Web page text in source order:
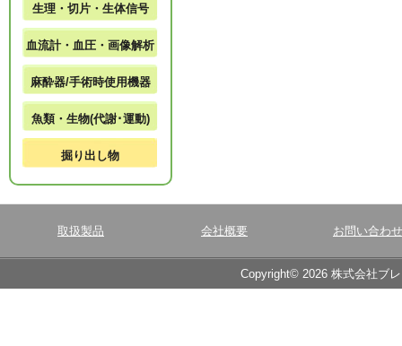
生理・切片・生体信号
血流計・血圧・画像解析
麻酔器/手術時使用機器
魚類・生物(代謝･運動)
掘り出し物
取扱製品 会社概要 お問い合わせ
Copyright© 2026 株式会社ブ